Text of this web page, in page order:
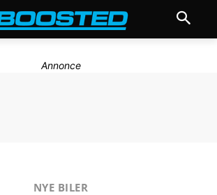
Annonce
NYE BILER